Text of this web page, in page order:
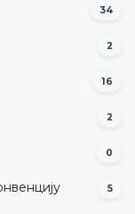
34
2
16
2
0
5